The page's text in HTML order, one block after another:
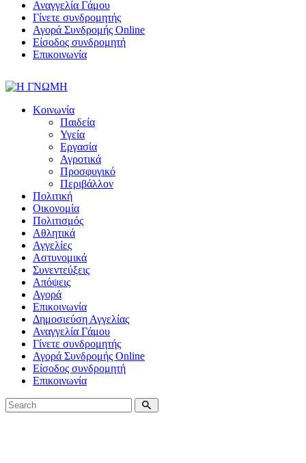
Αναγγελία Γάμου
Γίνετε συνδρομητής
Αγορά Συνδρομής Online
Είσοδος συνδρομητή
Επικοινωνία
Κοινωνία
Παιδεία
Υγεία
Εργασία
Αγροτικά
Προσφυγικό
Περιβάλλον
Πολιτική
Οικονομία
Πολιτισμός
Αθλητικά
Αγγελίες
Αστυνομικά
Συνεντεύξεις
Απόψεις
Αγορά
Επικοινωνία
Δημοσιεύση Αγγελίας
Αναγγελία Γάμου
Γίνετε συνδρομητής
Αγορά Συνδρομής Online
Είσοδος συνδρομητή
Επικοινωνία